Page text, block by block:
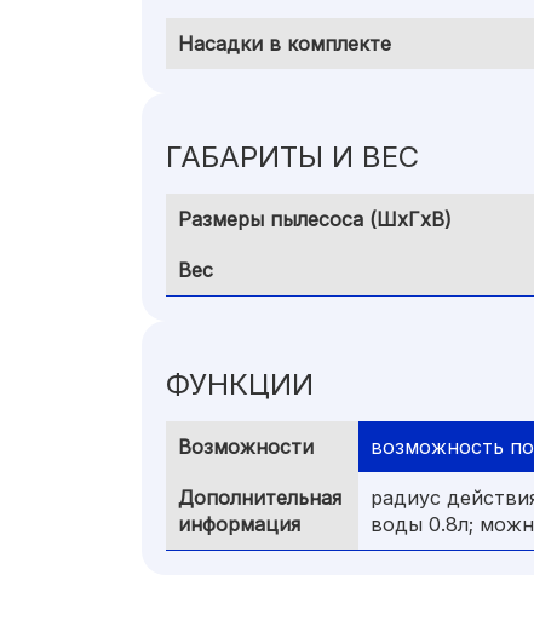
Насадки в комплекте
ГАБАРИТЫ И ВЕС
Размеры пылесоса (ШxГxВ)
Вес
ФУНКЦИИ
Возможности возможность
Дополнительная
информация
радиус
воды 0.8л;